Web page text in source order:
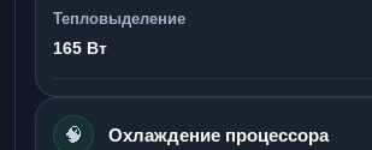
Тепловыделение
165 Вт
🧠 Охлаждение процессора